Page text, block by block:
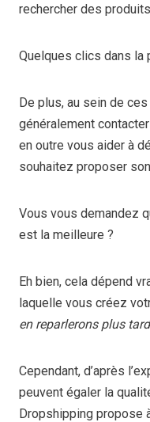
rechercher des
Quelques clics dans la
De plus, au sein de
généralement contacter
en outre vous aider à
souhaitez proposer
Vous vous demandez
est la meilleure ?
Eh bien, cela dépend
laquelle vous créez
en reparlerons plus tard
Cependant, d’après
peuvent égaler la
Dropshipping propose